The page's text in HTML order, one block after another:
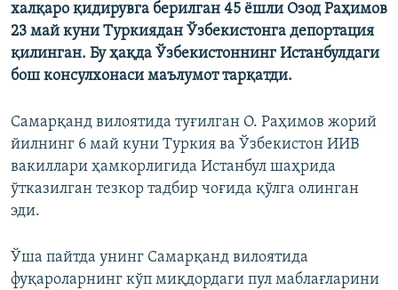
халқаро қидирувга берилган 45 ёшли Озод Раҳимов
23 май куни Туркиядан Ўзбекистонга депортация
қилинган. Бу ҳақда Ўзбекистоннинг Истанбулдаги
бош консулхонаси маълумот тарқатди.
Самарқанд вилоятида туғилган О. Раҳимов жорий
йилнинг 6 май куни Туркия ва Ўзбекистон ИИВ
вакиллари ҳамкорлигида Истанбул шаҳрида
ўтказилган тезкор тадбир чоғида қўлга олинган
эди.
Ўша пайтда унинг Самарқанд вилоятида
фуқароларнинг кўп миқдордаги пул маблағларини